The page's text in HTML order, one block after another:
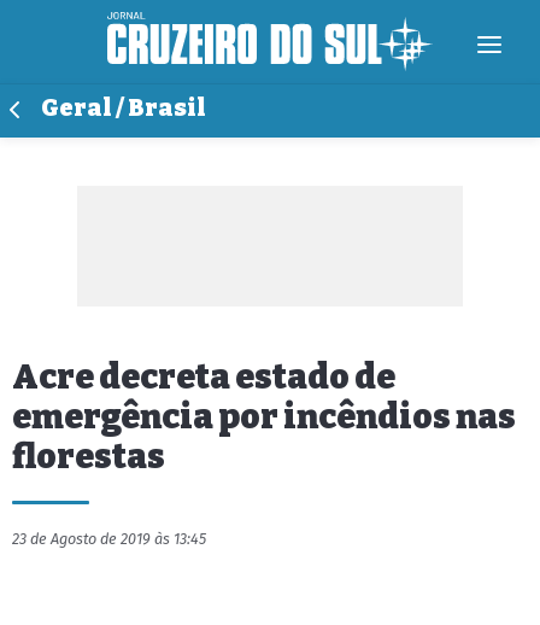
Geral / Brasil
Acre decreta estado de
emergência por incêndios nas
florestas
23 de Agosto de 2019 às 13:45